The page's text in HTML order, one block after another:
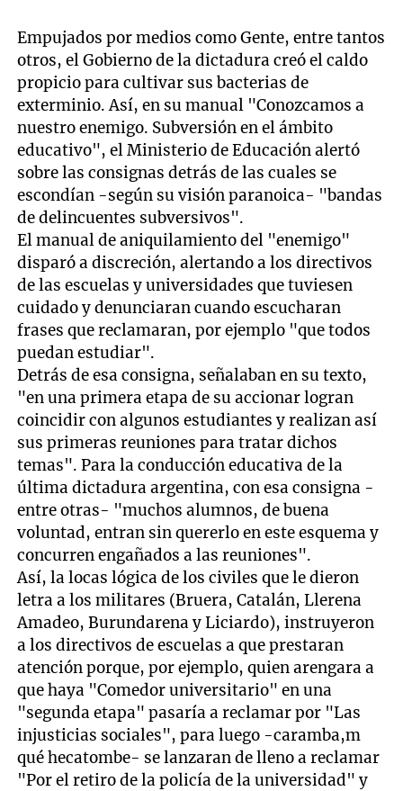
Empujados por medios como Gente, entre tantos
otros, el Gobierno de la dictadura creó el caldo
propicio para cultivar sus bacterias de
exterminio. Así, en su manual "Conozcamos a
nuestro enemigo. Subversión en el ámbito
educativo", el Ministerio de Educación alertó
sobre las consignas detrás de las cuales se
escondían -según su visión paranoica- "bandas
de delincuentes subversivos".
El manual de aniquilamiento del "enemigo"
disparó a discreción, alertando a los directivos
de las escuelas y universidades que tuviesen
cuidado y denunciaran cuando escucharan
frases que reclamaran, por ejemplo "que todos
puedan estudiar".
Detrás de esa consigna, señalaban en su texto,
"en una primera etapa de su accionar logran
coincidir con algunos estudiantes y realizan así
sus primeras reuniones para tratar dichos
temas". Para la conducción educativa de la
última dictadura argentina, con esa consigna -
entre otras- "muchos alumnos, de buena
voluntad, entran sin quererlo en este esquema y
concurren engañados a las reuniones".
Así, la locas lógica de los civiles que le dieron
letra a los militares (Bruera, Catalán, Llerena
Amadeo, Burundarena y Liciardo), instruyeron
a los directivos de escuelas a que prestaran
atención porque, por ejemplo, quien arengara a
que haya "Comedor universitario" en una
"segunda etapa" pasaría a reclamar por "Las
injusticias sociales", para luego -caramba,m
qué hecatombe- se lanzaran de lleno a reclamar
"Por el retiro de la policía de la universidad" y